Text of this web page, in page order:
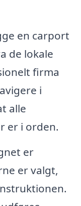
en carport
de lokale
firma
i
alle
er i orden.
er
er valgt,